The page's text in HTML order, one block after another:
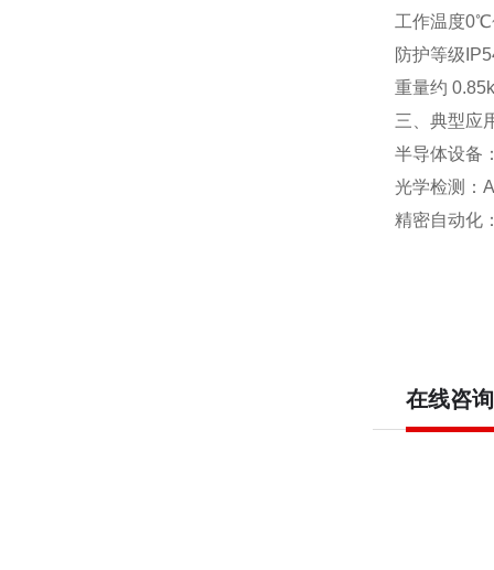
工作温度
防护等级
重量约
三、典型应
半导体设备
光学检测：
精密自动化
在线咨询